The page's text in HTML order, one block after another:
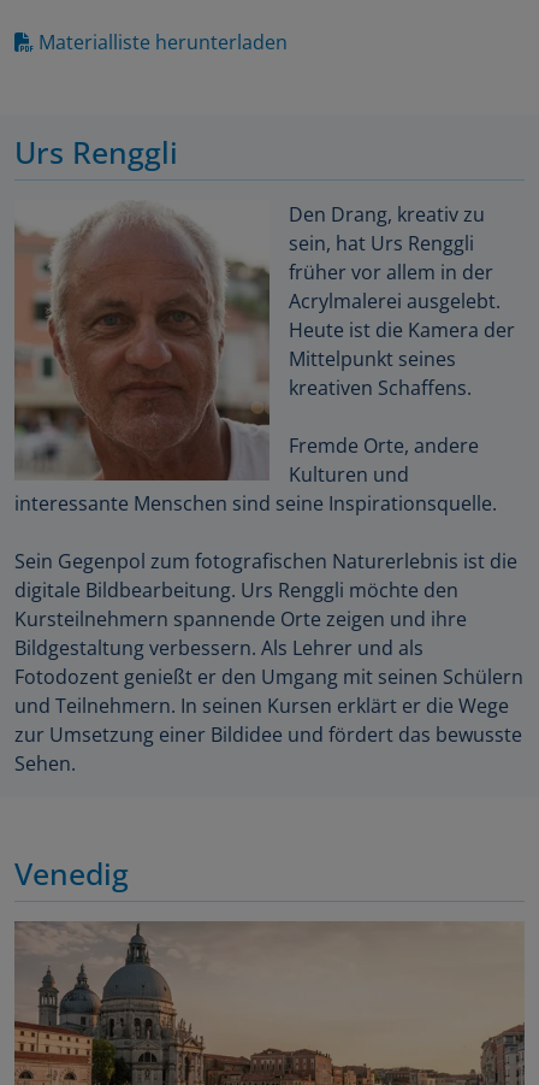
Materialliste herunterladen
Urs Renggli
Den Drang, kreativ zu
sein, hat Urs Renggli
früher vor allem in der
Acrylmalerei ausgelebt.
Heute ist die Kamera der
Mittelpunkt seines
kreativen Schaffens.
Fremde Orte, andere
Kulturen und
interessante Menschen sind seine Inspirationsquelle.
Sein Gegenpol zum fotografischen Naturerlebnis ist die
digitale Bildbearbeitung. Urs Renggli möchte den
Kursteilnehmern spannende Orte zeigen und ihre
Bildgestaltung verbessern. Als Lehrer und als
Fotodozent genießt er den Umgang mit seinen Schülern
und Teilnehmern. In seinen Kursen erklärt er die Wege
zur Umsetzung einer Bildidee und fördert das bewusste
Sehen.
Venedig